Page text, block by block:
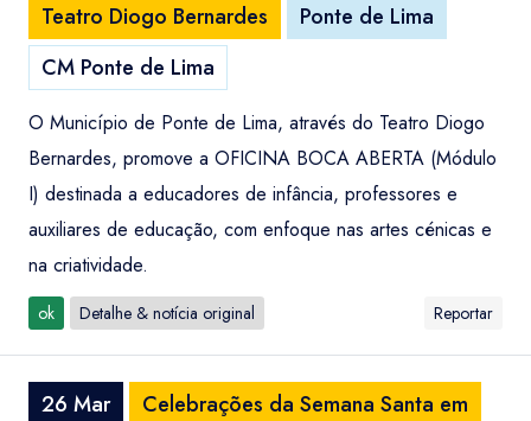
Teatro Diogo Bernardes
Ponte de Lima
CM Ponte de Lima
O Município de Ponte de Lima, através do Teatro Diogo
Bernardes, promove a OFICINA BOCA ABERTA (Módulo
I) destinada a educadores de infância, professores e
auxiliares de educação, com enfoque nas artes cénicas e
na criatividade.
ok Detalhe & notícia original Reportar
26 Mar
Celebrações da Semana Santa em